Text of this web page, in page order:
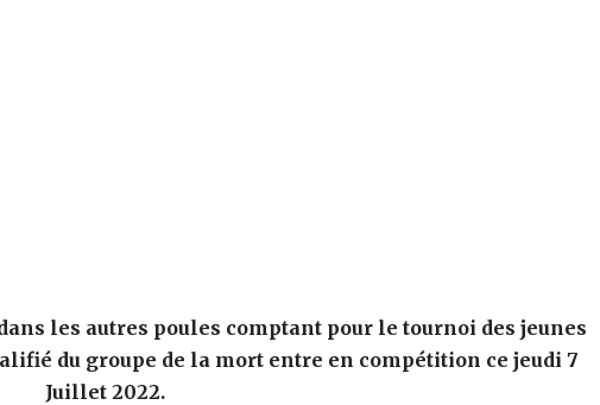
les autres poules comptant pour le tournoi des jeunes
du groupe de la mort entre en compétition ce jeudi 7
Juillet 2022.